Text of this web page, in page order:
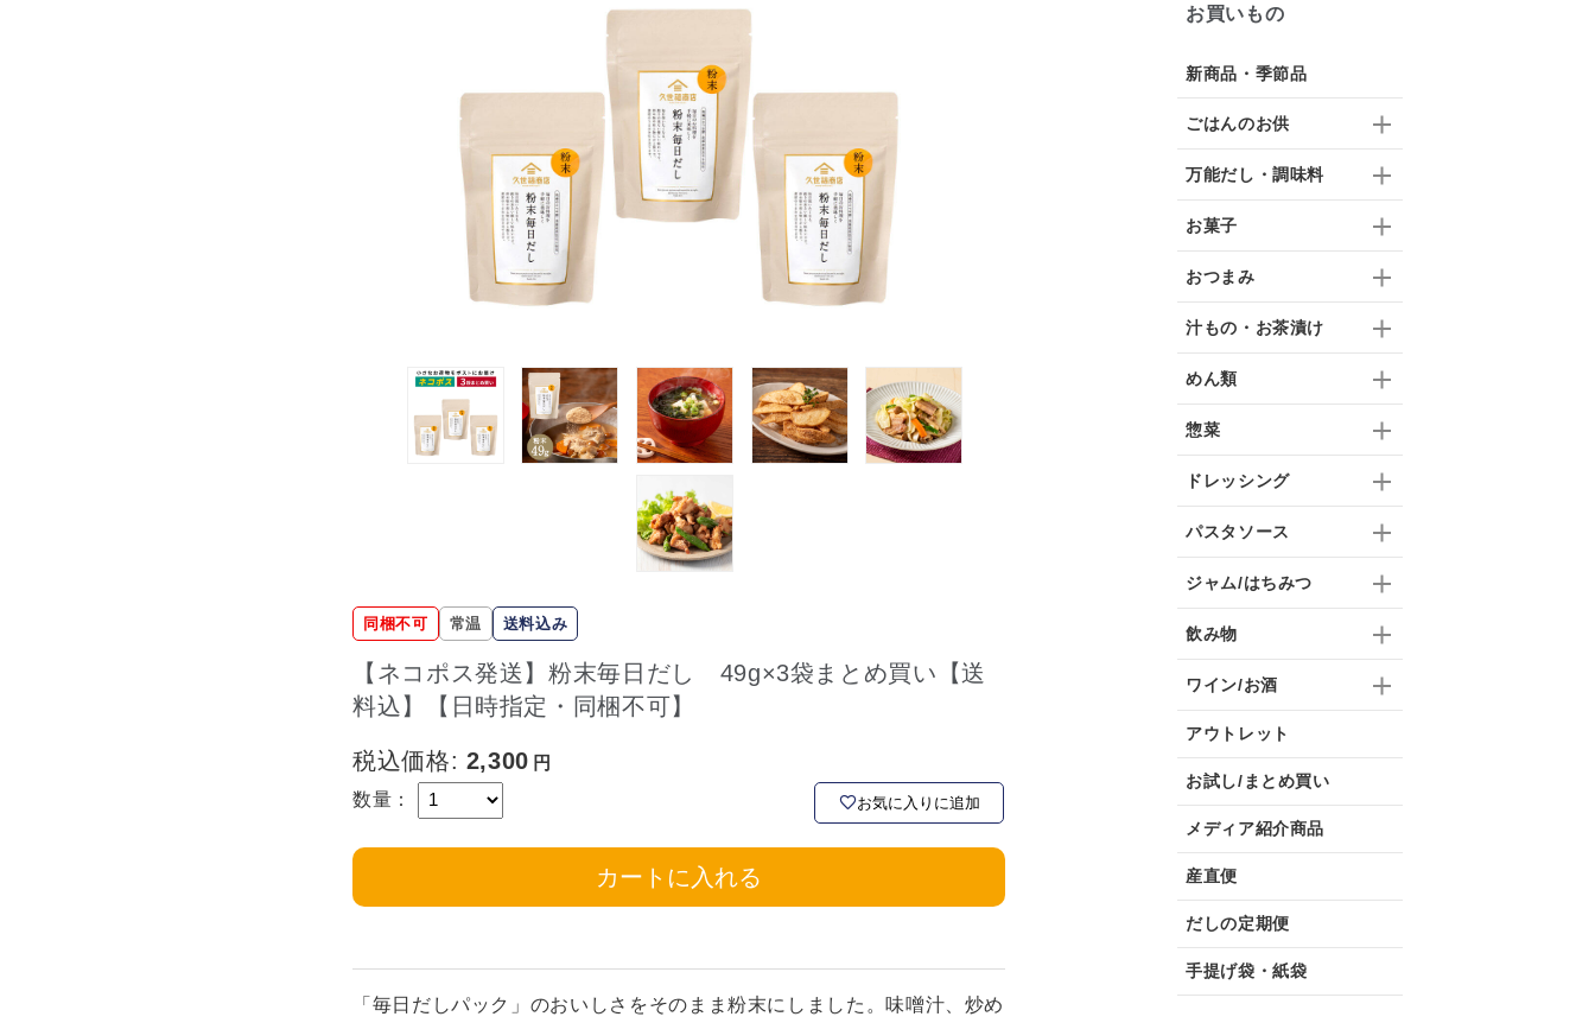
同梱不可 常温 送料込み
【ネコポス発送】粉末毎日だし 49g×3袋まとめ買い【送
料込】【日時指定・同梱不可】
税込価格: 2,300
数量： お気に入りに追加
カートに入れる
「毎日だしパック」のおいしさをそのまま粉末にしました。味噌汁、炒め
お買いもの
新商品・季節品
ごはんのお供
万能だし・調味料
お菓子
おつまみ
汁もの・お茶漬け
めん類
惣菜
ドレッシング
パスタソース
ジャム/はちみつ
飲み物
ワイン/お酒
アウトレット
お試し/まとめ買い
メディア紹介商品
産直便
だしの定期便
手提げ袋・紙袋